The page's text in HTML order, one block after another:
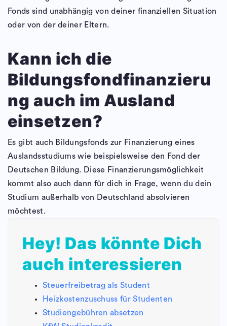
Fonds sind unabhängig von deiner finanziellen Situation
oder von der deiner Eltern.
Kann ich die
Bildungsfondfinanzieru
ng auch im Ausland
einsetzen?
Es gibt auch Bildungsfonds zur Finanzierung eines
Auslandsstudiums wie beispielsweise den Fond der
Deutschen Bildung. Diese Finanzierungsmöglichkeit
kommt also auch dann für dich in Frage, wenn du dein
Studium außerhalb von Deutschland absolvieren
möchtest.
Hey! Das könnte Dich
auch interessieren
Steuerfreibetrag als Student
Heizkostenzuschuss für Studenten
Studiengebühren absetzen